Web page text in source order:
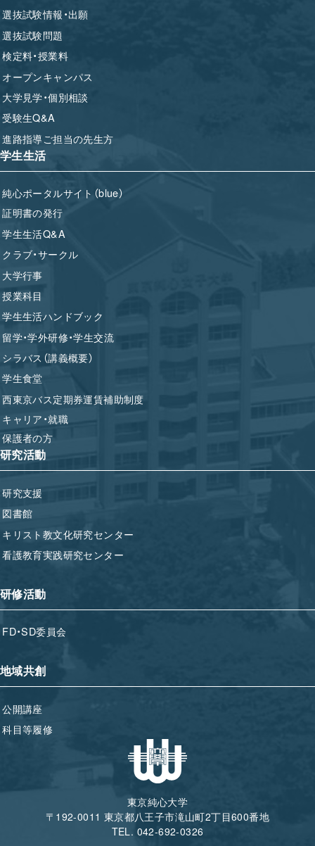
選抜試験情報・出願
選抜試験問題
検定料・授業料
オープンキャンパス
大学見学・個別相談
受験生Q&A
進路指導ご担当の先生方
学生生活
純心ポータルサイト（blue）
証明書の発行
学生生活Q&A
クラブ・サークル
大学行事
授業科目
学生生活ハンドブック
留学・学外研修・学生交流
シラバス（講義概要）
学生食堂
西東京バス定期券運賃補助制度
キャリア・就職
保護者の方
研究活動
研究支援
図書館
キリスト教文化研究センター
看護教育実践研究センター
研修活動
FD・SD委員会
地域共創
公開講座
科目等履修
東京純心大学
〒192-0011 東京都八王子市滝山町2丁目600番地
TEL. 042-692-0326